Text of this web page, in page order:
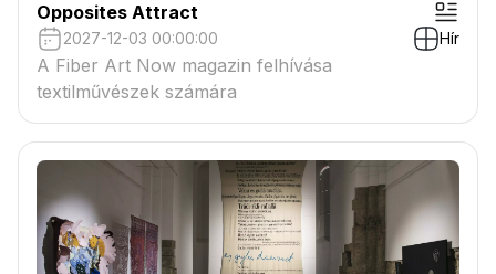
Opposites Attract
2027-12-03 00:00:00 Hír
A Fiber Art Now magazin felhívása
textilművészek számára